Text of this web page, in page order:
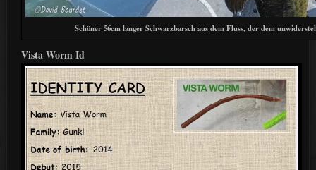
Schöner 56cm langer Schwarzbarsch aus dem Fluss, der dem
Vista Worm Id